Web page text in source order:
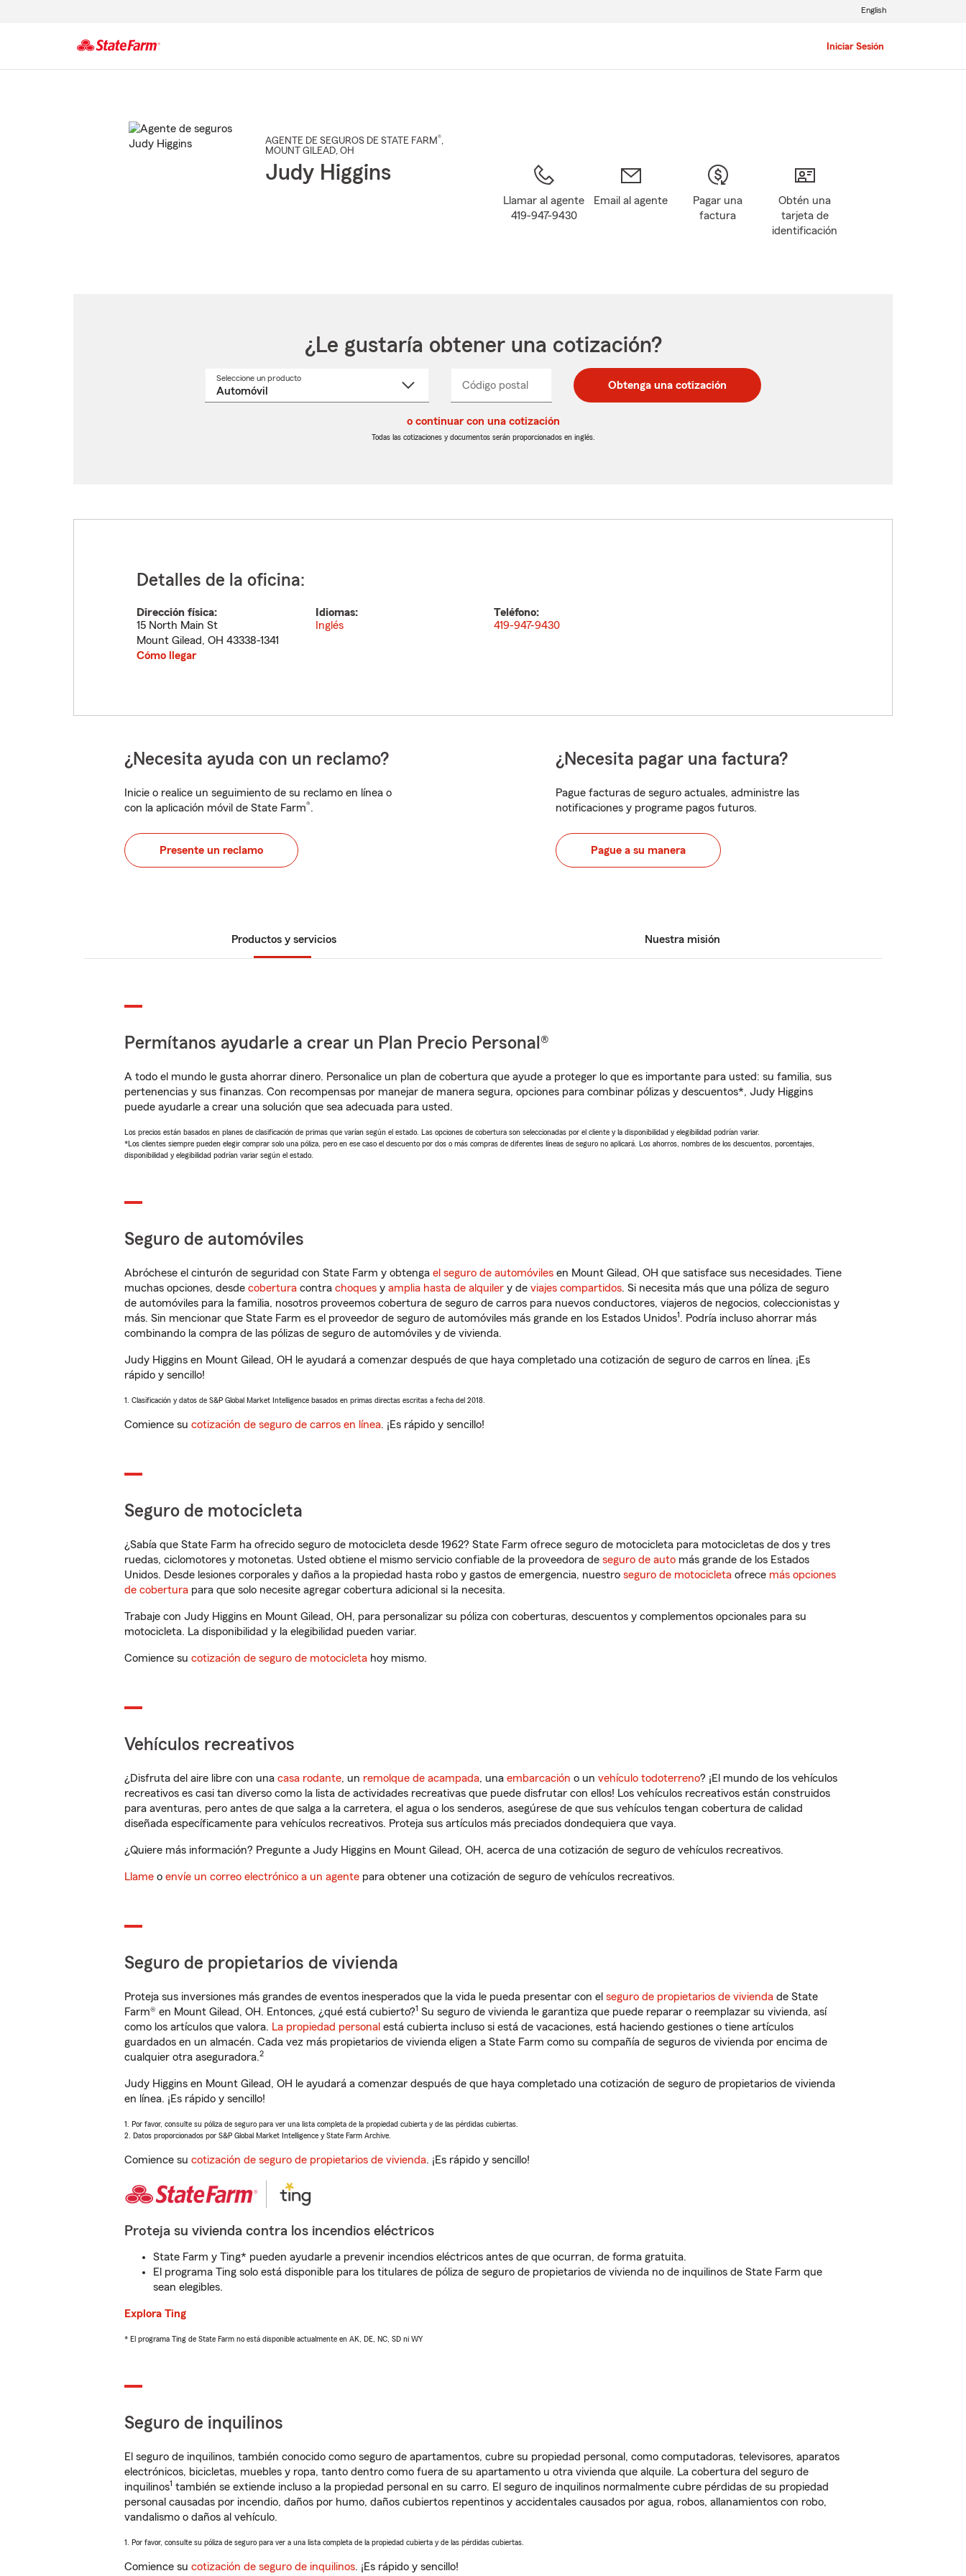
Iniciar Sesión
English
AGENTE DE SEGUROS DE STATE FARM®,
MOUNT GILEAD, OH
Judy Higgins
Llamar al agente
419-947-9430
Email al agente
Pagar una
factura
Obtén una
tarjeta de
identificación
¿Le gustaría obtener una cotización?
Seleccione un productoSeleccione
Código postal
postal
de
postal
de
_____ Obtenga una cotización
o continuar con una cotización
Todas las cotizaciones y documentos serán proporcionados en inglés.
Detalles de la oficina:
Dirección física:
15 North Main St
Mount Gilead, OH 43338-1341
Cómo llegar
Idiomas:
Inglés
Teléfono:
419-947-9430
¿Necesita ayuda con un reclamo?
Inicie o realice un seguimiento de su reclamo en línea o
con la aplicación móvil de State Farm®.
Presente un reclamo
¿Necesita pagar una factura?
Pague facturas de seguro actuales, administre las
notificaciones y programe pagos futuros.
Pague a su manera
Productos y servicios Nuestra misión
Permítanos ayudarle a crear un Plan Precio Personal®
A todo el mundo le gusta ahorrar dinero. Personalice un plan de cobertura que ayude a proteger lo que es importante para usted: su familia, sus
pertenencias y sus finanzas. Con recompensas por manejar de manera segura, opciones para combinar pólizas y descuentos*, Judy Higgins
puede ayudarle a crear una solución que sea adecuada para usted.
Los precios están basados en planes de clasificación de primas que varían según el estado. Las opciones de cobertura son seleccionadas por el cliente y la disponibilidad y elegibilidad podrían variar.
*Los clientes siempre pueden elegir comprar solo una póliza, pero en ese caso el descuento por dos o más compras de diferentes líneas de seguro no aplicará. Los ahorros, nombres de los descuentos, porcentajes,
disponibilidad y elegibilidad podrían variar según el estado.
Seguro de automóviles
Abróchese el cinturón de seguridad con State Farm y obtenga el seguro de automóviles en Mount Gilead, OH que satisface sus necesidades. Tiene
muchas opciones, desde cobertura contra choques y amplia hasta de alquiler y de viajes compartidos. Si necesita más que una póliza de seguro
de automóviles para la familia, nosotros proveemos cobertura de seguro de carros para nuevos conductores, viajeros de negocios, coleccionistas y
más. Sin mencionar que State Farm es el proveedor de seguro de automóviles más grande en los Estados Unidos1. Podría incluso ahorrar más
combinando la compra de las pólizas de seguro de automóviles y de vivienda.
Judy Higgins en Mount Gilead, OH le ayudará a comenzar después de que haya completado una cotización de seguro de carros en línea. ¡Es
rápido y sencillo!
1. Clasificación y datos de S&P Global Market Intelligence basados en primas directas escritas a fecha del 2018.
Comience su cotización de seguro de carros en línea. ¡Es rápido y sencillo!
Seguro de motocicleta
¿Sabía que State Farm ha ofrecido seguro de motocicleta desde 1962? State Farm ofrece seguro de motocicleta para motocicletas de dos y tres
ruedas, ciclomotores y motonetas. Usted obtiene el mismo servicio confiable de la proveedora de seguro de auto más grande de los Estados
Unidos. Desde lesiones corporales y daños a la propiedad hasta robo y gastos de emergencia, nuestro seguro de motocicleta ofrece más opciones
de cobertura para que solo necesite agregar cobertura adicional si la necesita.
Trabaje con Judy Higgins en Mount Gilead, OH, para personalizar su póliza con coberturas, descuentos y complementos opcionales para su
motocicleta. La disponibilidad y la elegibilidad pueden variar.
Comience su cotización de seguro de motocicleta hoy mismo.
Vehículos recreativos
¿Disfruta del aire libre con una casa rodante, un remolque de acampada, una embarcación o un vehículo todoterreno? ¡El mundo de los vehículos
recreativos es casi tan diverso como la lista de actividades recreativas que puede disfrutar con ellos! Los vehículos recreativos están construidos
para aventuras, pero antes de que salga a la carretera, el agua o los senderos, asegúrese de que sus vehículos tengan cobertura de calidad
diseñada específicamente para vehículos recreativos. Proteja sus artículos más preciados dondequiera que vaya.
¿Quiere más información? Pregunte a Judy Higgins en Mount Gilead, OH, acerca de una cotización de seguro de vehículos recreativos.
Llame o envíe un correo electrónico a un agente para obtener una cotización de seguro de vehículos recreativos.
Seguro de propietarios de vivienda
Proteja sus inversiones más grandes de eventos inesperados que la vida le pueda presentar con el seguro de propietarios de vivienda de State
Farm® en Mount Gilead, OH. Entonces, ¿qué está cubierto?1 Su seguro de vivienda le garantiza que puede reparar o reemplazar su vivienda, así
como los artículos que valora. La propiedad personal está cubierta incluso si está de vacaciones, está haciendo gestiones o tiene artículos
guardados en un almacén. Cada vez más propietarios de vivienda eligen a State Farm como su compañía de seguros de vivienda por encima de
cualquier otra aseguradora.2
Judy Higgins en Mount Gilead, OH le ayudará a comenzar después de que haya completado una cotización de seguro de propietarios de vivienda
en línea. ¡Es rápido y sencillo!
1. Por favor, consulte su póliza de seguro para ver una lista completa de la propiedad cubierta y de las pérdidas cubiertas.
2. Datos proporcionados por S&P Global Market Intelligence y State Farm Archive.
Comience su cotización de seguro de propietarios de vivienda. ¡Es rápido y sencillo!
Proteja su vivienda contra los incendios eléctricos
State Farm y Ting* pueden ayudarle a prevenir incendios eléctricos antes de que ocurran, de forma gratuita.
El programa Ting solo está disponible para los titulares de póliza de seguro de propietarios de vivienda no de inquilinos de State Farm que
sean elegibles.
Explora Ting
* El programa Ting de State Farm no está disponible actualmente en AK, DE, NC, SD ni WY
Seguro de inquilinos
El seguro de inquilinos, también conocido como seguro de apartamentos, cubre su propiedad personal, como computadoras, televisores, aparatos
electrónicos, bicicletas, muebles y ropa, tanto dentro como fuera de su apartamento u otra vivienda que alquile. La cobertura del seguro de
inquilinos1 también se extiende incluso a la propiedad personal en su carro. El seguro de inquilinos normalmente cubre pérdidas de su propiedad
personal causadas por incendio, daños por humo, daños cubiertos repentinos y accidentales causados por agua, robos, allanamientos con robo,
vandalismo o daños al vehículo.
1. Por favor, consulte su póliza de seguro para ver a una lista completa de la propiedad cubierta y de las pérdidas cubiertas.
Comience su cotización de seguro de inquilinos. ¡Es rápido y sencillo!